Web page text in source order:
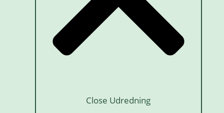
Close Udredning